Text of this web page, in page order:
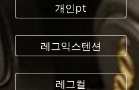
개인pt
레그익스텐션
레그컬